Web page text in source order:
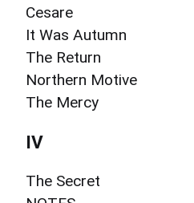
Cesare
It Was Autumn
The Return
Northern Motive
The Mercy
IV
The Secret